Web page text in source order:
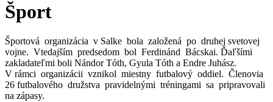
Šport
Športová organizácia v Salke bola založená po druhej svetovej
vojne. Vtedajším predsedom bol Ferdinánd Bácskai. Ďaľšími
zakladateľmi boli Nándor Tóth, Gyula Tóth a Endre Juhász.
V rámci organizácii vznikol miestny futbalový oddiel. Členovia
26 futbalového družstva pravidelnými tréningami sa pripravovali
na zápasy.